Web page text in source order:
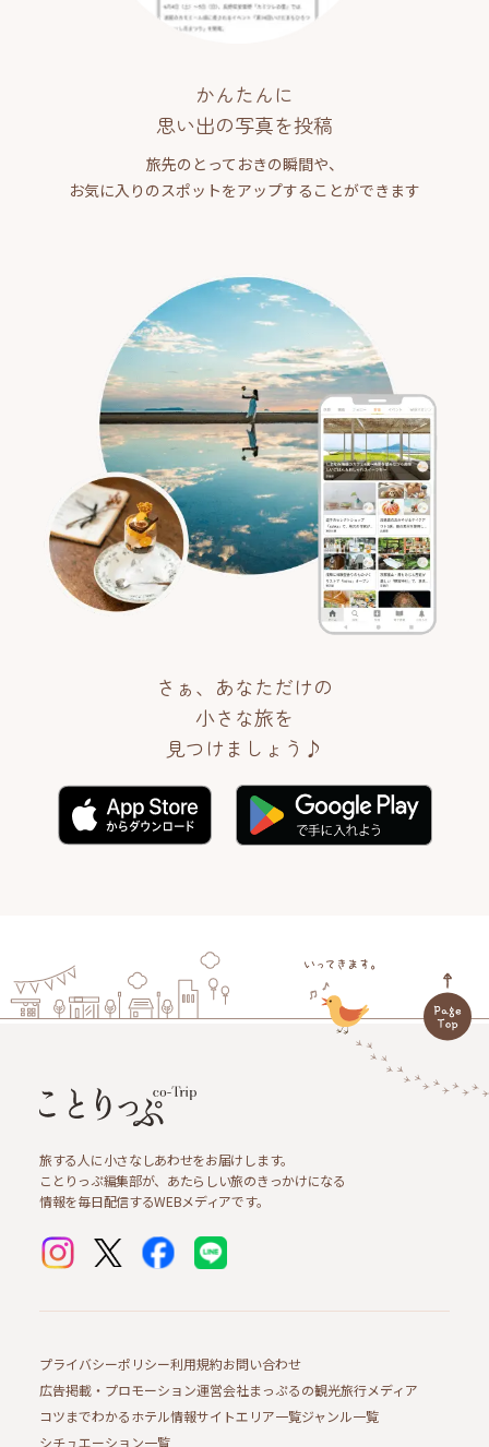
かんたんに
思い出の写真を投稿
旅先のとっておきの瞬間や、
お気に入りのスポットをアップすることができます
さぁ、あなただけの
小さな旅を
見つけましょう♪
旅する人に小さなしあわせをお届けします。
ことりっぷ編集部が、あたらしい旅のきっかけになる
情報を毎日配信するWEBメディアです。
プライバシーポリシー利用規約お問い合わせ
広告掲載・プロモーション運営会社まっぷるの観光旅行メディア
コツまでわかるホテル情報サイトエリア一覧ジャンル一覧
シチュエーション一覧